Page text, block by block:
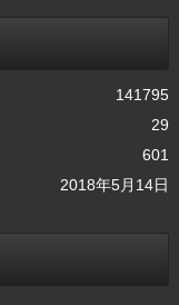
141795
29
601
2018年5月14日